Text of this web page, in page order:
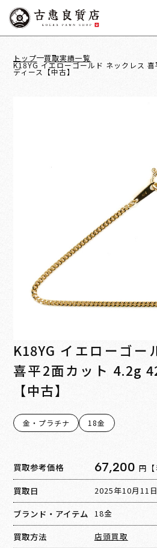
トップ 買取実績一覧
K18YG イエローゴールド ネックレス
ディース【中古】
K18YG イエローゴー
喜平2面カット 4.2g
【中古】
金・プラチナ 18金
買取参考価格 67,200 円【
買取日 2025年10月11日
ブランド・アイテム 18金
買取方法 店頭買取